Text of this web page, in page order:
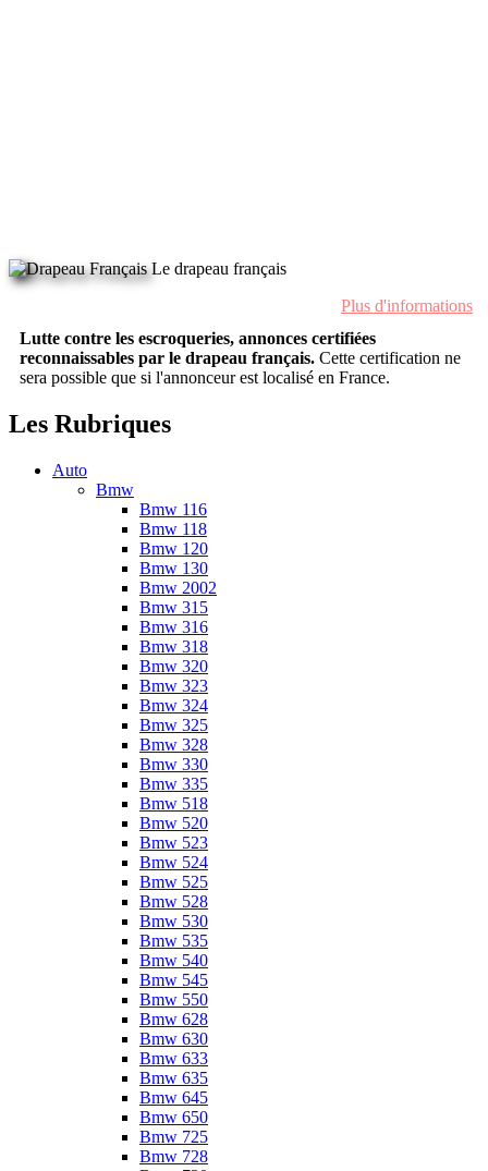
Le drapeau français
Plus d'informations
Lutte contre les escroqueries, annonces certifiées
reconnaissables par le drapeau français. Cette certification ne
sera possible que si l'annonceur est localisé en France.
Les Rubriques
Auto
Bmw
Bmw 116
Bmw 118
Bmw 120
Bmw 130
Bmw 2002
Bmw 315
Bmw 316
Bmw 318
Bmw 320
Bmw 323
Bmw 324
Bmw 325
Bmw 328
Bmw 330
Bmw 335
Bmw 518
Bmw 520
Bmw 523
Bmw 524
Bmw 525
Bmw 528
Bmw 530
Bmw 535
Bmw 540
Bmw 545
Bmw 550
Bmw 628
Bmw 630
Bmw 633
Bmw 635
Bmw 645
Bmw 650
Bmw 725
Bmw 728